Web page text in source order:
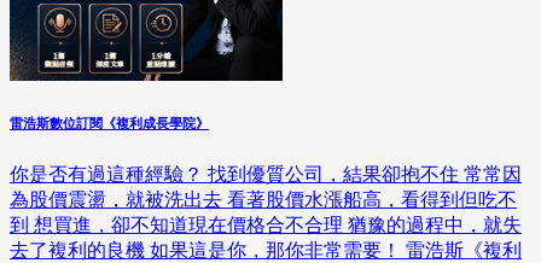
雷浩斯數位訂閱《複利成長學院》
你是否有過這種經驗？ 找到優質公司，結果卻抱不住 常常因
為股價震盪，就被洗出去 看著股價水漲船高，看得到但吃不
到 想買進，卻不知道現在價格合不合理 猶豫的過程中，就失
去了複利的良機 如果這是你，那你非常需要！ 雷浩斯《複利